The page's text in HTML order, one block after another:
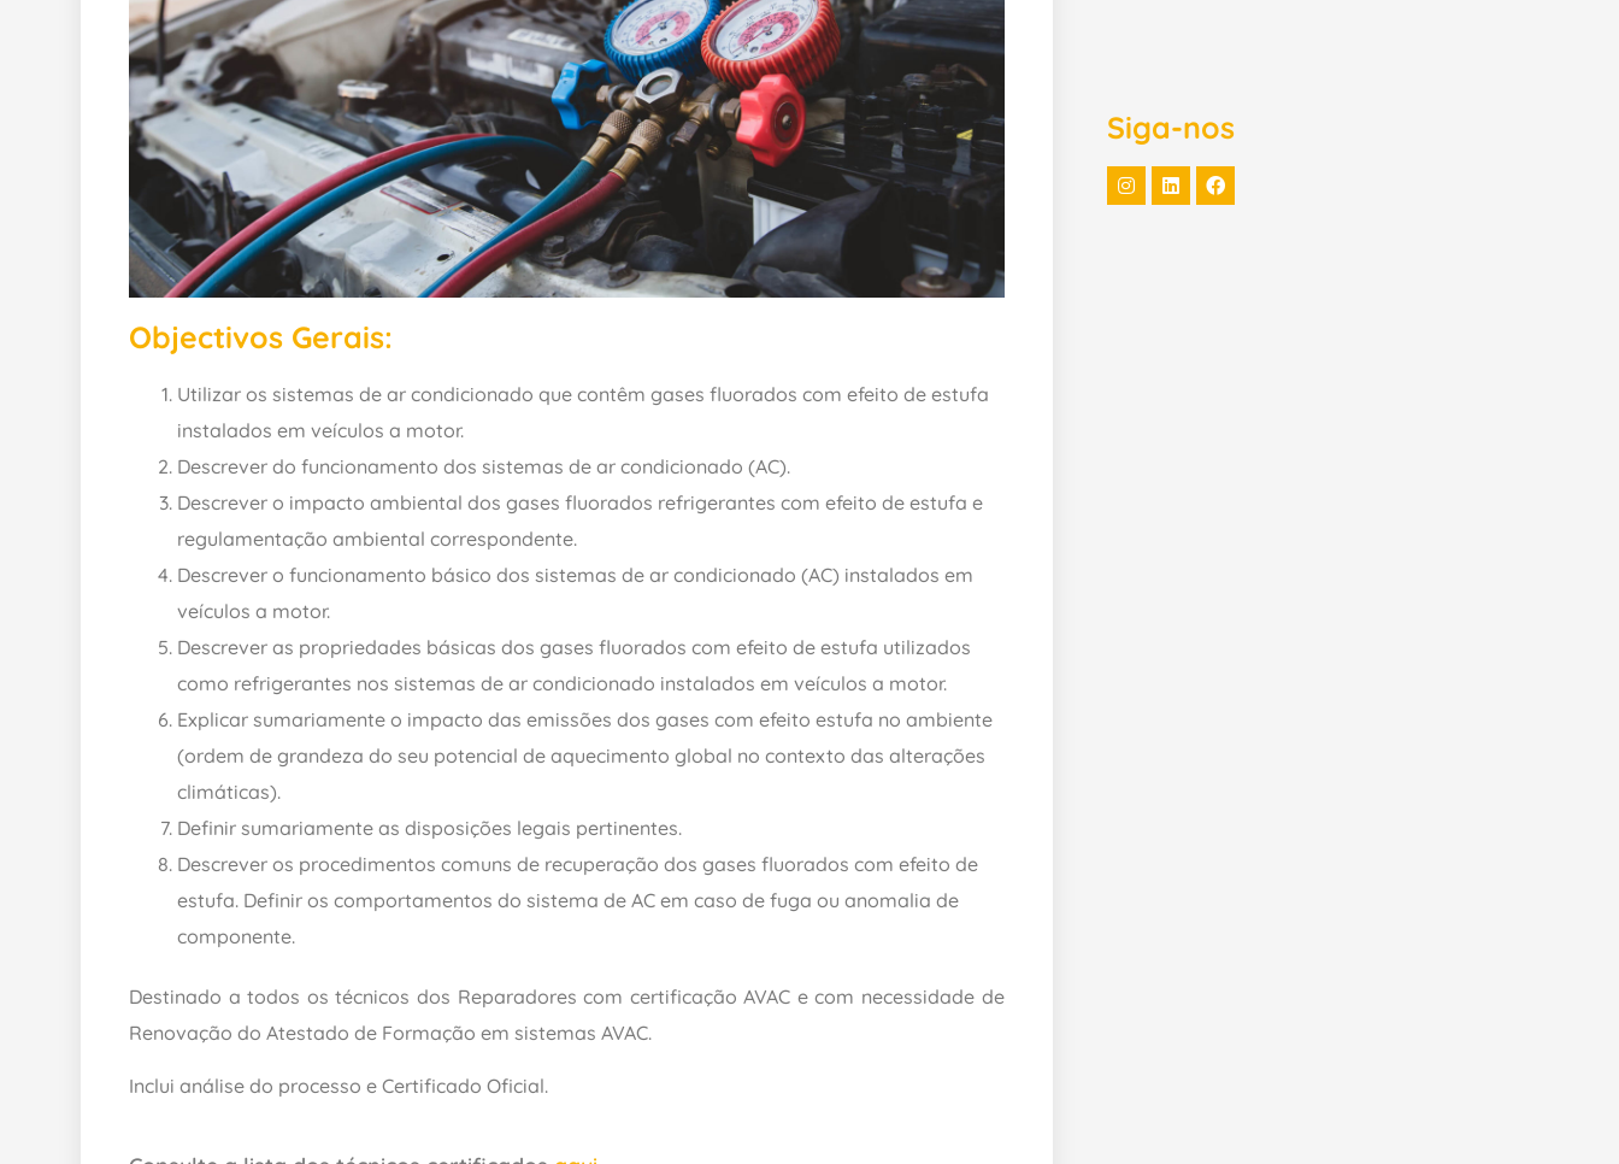
Objectivos Gerais:
Utilizar os sistemas de ar condicionado que contêm gases fluorados com efeito de estufa
instalados em veículos a motor.
Descrever do funcionamento dos sistemas de ar condicionado (AC).
Descrever o impacto ambiental dos gases fluorados refrigerantes com efeito de estufa e
regulamentação ambiental correspondente.
Descrever o funcionamento básico dos sistemas de ar condicionado (AC) instalados em
veículos a motor.
Descrever as propriedades básicas dos gases fluorados com efeito de estufa utilizados
como refrigerantes nos sistemas de ar condicionado instalados em veículos a motor.
Explicar sumariamente o impacto das emissões dos gases com efeito estufa no ambiente
(ordem de grandeza do seu potencial de aquecimento global no contexto das alterações
climáticas).
Definir sumariamente as disposições legais pertinentes.
Descrever os procedimentos comuns de recuperação dos gases fluorados com efeito de
estufa. Definir os comportamentos do sistema de AC em caso de fuga ou anomalia de
componente.
Destinado a todos os técnicos dos Reparadores com certificação AVAC e com necessidade de
Renovação do Atestado de Formação em sistemas AVAC.
Inclui análise do processo e Certificado Oficial.
Siga-nos